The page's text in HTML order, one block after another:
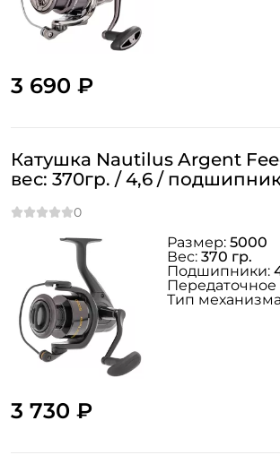
3 690 ₽
Катушка Nautilus Argent
вес: 370гр. / 4,6 /
3 730 ₽
Размер: 5000
Вес: 370 гр.
Подшипники:
Передаточное
Тип